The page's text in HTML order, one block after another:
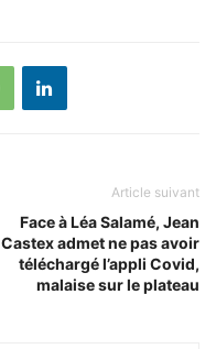
Article suivant
Face à Léa Salamé, Jean
Castex admet ne pas avoir
téléchargé l’appli Covid,
malaise sur le plateau